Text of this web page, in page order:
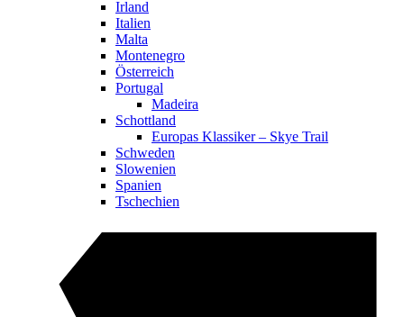
Irland
Italien
Malta
Montenegro
Österreich
Portugal
Madeira
Schottland
Europas Klassiker – Skye Trail
Schweden
Slowenien
Spanien
Tschechien